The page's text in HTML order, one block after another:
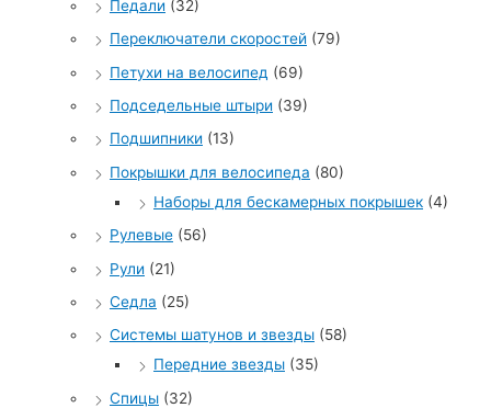
Педали (32)
Переключатели скоростей (79)
Петухи на велосипед (69)
Подседельные штыри (39)
Подшипники (13)
Покрышки для велосипеда (80)
Наборы для бескамерных покрышек (4)
Рулевые (56)
Рули (21)
Седла (25)
Системы шатунов и звезды (58)
Передние звезды (35)
Спицы (32)